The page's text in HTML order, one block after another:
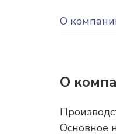
О
О
Основное